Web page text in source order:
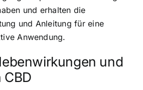
und erhalten die
und Anleitung für eine
Anwendung.
und
CBD